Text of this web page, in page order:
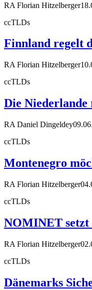
RA Florian Hitzelberger
ccTLDs
Finnland regelt
RA Florian Hitzelberger
ccTLDs
Die Niederlande
RA Daniel Dingeldey
ccTLDs
Montenegro
RA Florian Hitzelberger
ccTLDs
NOMINET
RA Florian Hitzelberger
ccTLDs
Dänemarks